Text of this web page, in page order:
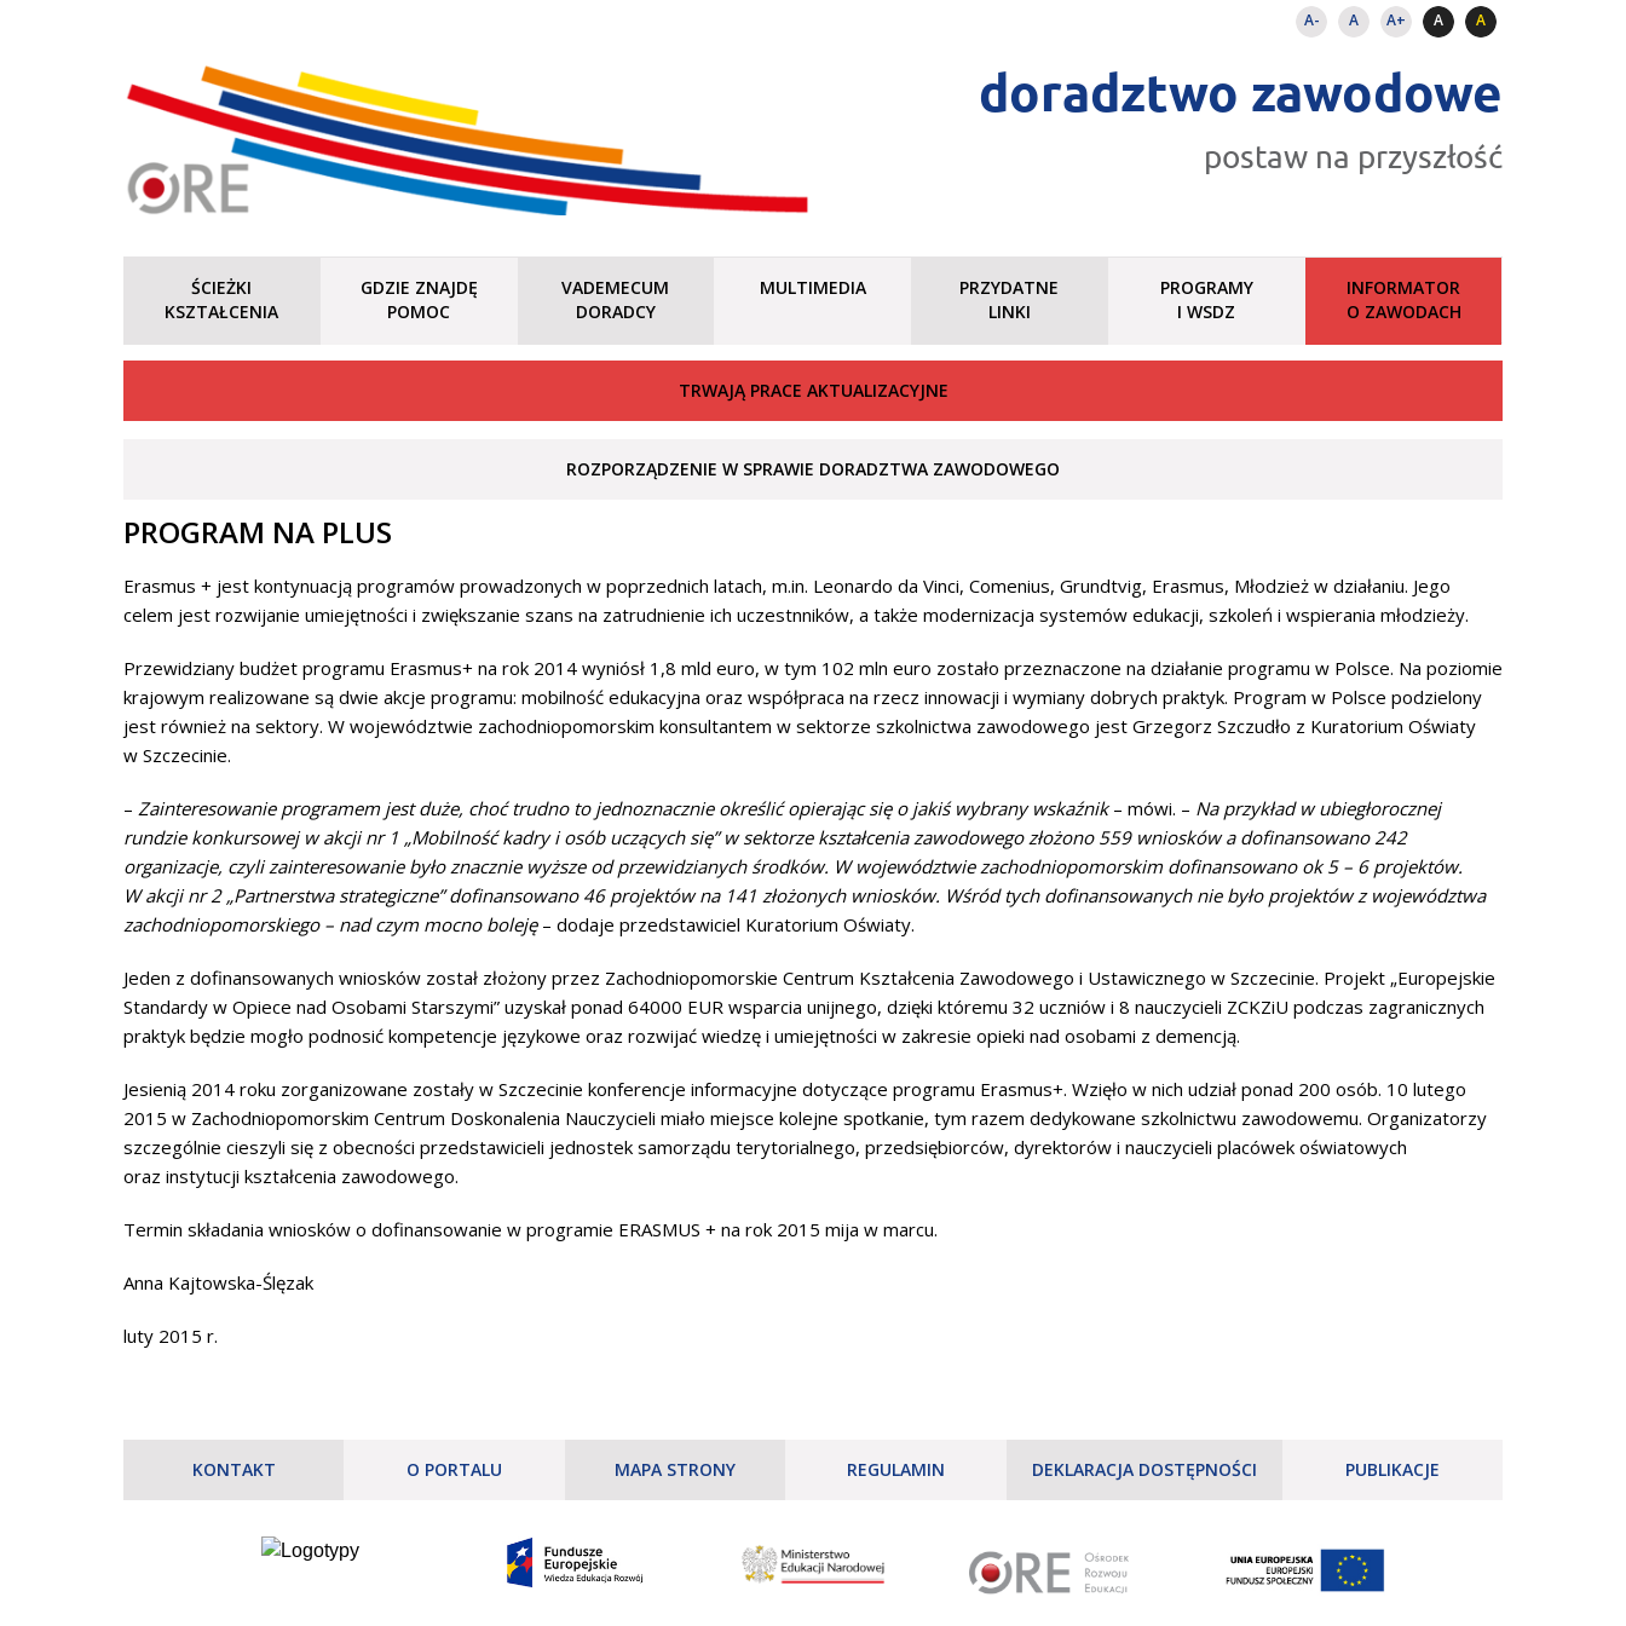
A- A A+ A A
doradztwo zawodowe
postaw na przyszłość
ŚCIEŻKI
KSZTAŁCENIA
GDZIE ZNAJDĘ
POMOC
VADEMECUM
DORADCY
MULTIMEDIA
PRZYDATNE
LINKI
PROGRAMY
I WSDZ
INFORMATOR
O ZAWODACH
TRWAJĄ PRACE AKTUALIZACYJNE
ROZPORZĄDZENIE W SPRAWIE DORADZTWA ZAWODOWEGO
PROGRAM NA PLUS
Erasmus + jest kontynuacją programów prowadzonych w poprzednich latach, m.in. Leonardo da Vinci, Comenius, Grundtvig, Erasmus, Młodzież w działaniu. Jego
celem jest rozwijanie umiejętności i zwiększanie szans na zatrudnienie ich uczestnników, a także modernizacja systemów edukacji, szkoleń i wspierania młodzieży.
Przewidziany budżet programu Erasmus+ na rok 2014 wyniósł 1,8 mld euro, w tym 102 mln euro zostało przeznaczone na działanie programu w Polsce. Na poziomie
krajowym realizowane są dwie akcje programu: mobilność edukacyjna oraz współpraca na rzecz innowacji i wymiany dobrych praktyk. Program w Polsce podzielony
jest również na sektory. W województwie zachodniopomorskim konsultantem w sektorze szkolnictwa zawodowego jest Grzegorz Szczudło z Kuratorium Oświaty
w Szczecinie.
– Zainteresowanie programem jest duże, choć trudno to jednoznacznie określić opierając się o jakiś wybrany wskaźnik– mówi. – Na przykład w ubiegłorocznej
rundzie konkursowej w akcji nr 1 „Mobilność kadry i osób uczących się” w sektorze kształcenia zawodowego złożono 559 wniosków a dofinansowano 242
organizacje, czyli zainteresowanie było znacznie wyższe od przewidzianych środków. W województwie zachodniopomorskim dofinansowano ok 5 – 6 projektów.
W akcji nr 2 „Partnerstwa strategiczne” dofinansowano 46 projektów na 141 złożonych wniosków. Wśród tych dofinansowanych nie było projektów z województwa
zachodniopomorskiego – nad czym mocno boleję– dodaje przedstawiciel Kuratorium Oświaty.
Jeden z dofinansowanych wniosków został złożony przez Zachodniopomorskie Centrum Kształcenia Zawodowego i Ustawicznego w Szczecinie. Projekt „Europejskie
Standardy w Opiece nad Osobami Starszymi” uzyskał ponad 64000 EUR wsparcia unijnego, dzięki któremu 32 uczniów i 8 nauczycieli ZCKZiU podczas zagranicznych
praktyk będzie mogło podnosić kompetencje językowe oraz rozwijać wiedzę i umiejętności w zakresie opieki nad osobami z demencją.
Jesienią 2014 roku zorganizowane zostały w Szczecinie konferencje informacyjne dotyczące programu Erasmus+. Wzięło w nich udział ponad 200 osób. 10 lutego
2015 w Zachodniopomorskim Centrum Doskonalenia Nauczycieli miało miejsce kolejne spotkanie, tym razem dedykowane szkolnictwu zawodowemu. Organizatorzy
szczególnie cieszyli się z obecności przedstawicieli jednostek samorządu terytorialnego, przedsiębiorców, dyrektorów i nauczycieli placówek oświatowych
oraz instytucji kształcenia zawodowego.
Termin składania wniosków o dofinansowanie w programie ERASMUS + na rok 2015 mija w marcu.
Anna Kajtowska-Ślęzak
luty 2015 r.
KONTAKT O PORTALU MAPA STRONY REGULAMIN DEKLARACJA DOSTĘPNOŚCI PUBLIKACJE